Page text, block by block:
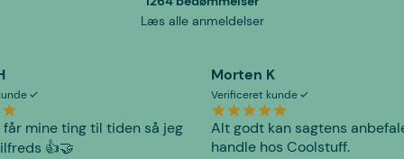
Læs alle anmeldelser
får mine ting til tiden så jeg
👍🤝
Morten K
Verificeret kunde
Alt godt kan sagtens
handle hos Coolstuff.